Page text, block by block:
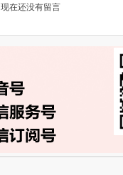
现在还没有留言